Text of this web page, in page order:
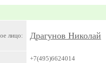
лицо: Драгунов Николай
+7(495)6624014